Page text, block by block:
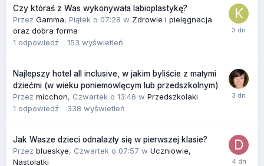
Czy któraś z Was wykonywała labioplastykę?
Przez Gamma, Piątek o 07:28 w Zdrowie i pielęgnacja
oraz dobra forma
1 odpowiedź 153 wyświetleń
Najlepszy hotel all inclusive, w jakim byliście z małymi
dziećmi (w wieku poniemowlęcym lub przedszkolnym)
Przez micchon, Czwartek o 13:46 w Przedszkolaki
1 odpowiedź 338 wyświetleń
Jak Wasze dzieci odnalazły się w pierwszej klasie?
Przez blueskye, Czwartek o 07:57 w Uczniowie,
Nastolatki